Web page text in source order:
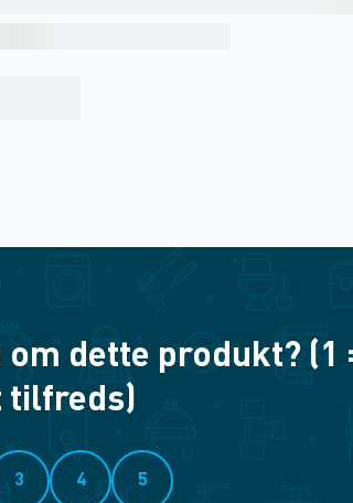
dette produkt? (1
tilfreds)
3 4 5